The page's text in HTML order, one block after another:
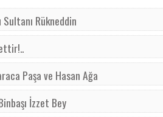
Rükneddin
Paşa ve Hasan Ağa
İzzet Bey